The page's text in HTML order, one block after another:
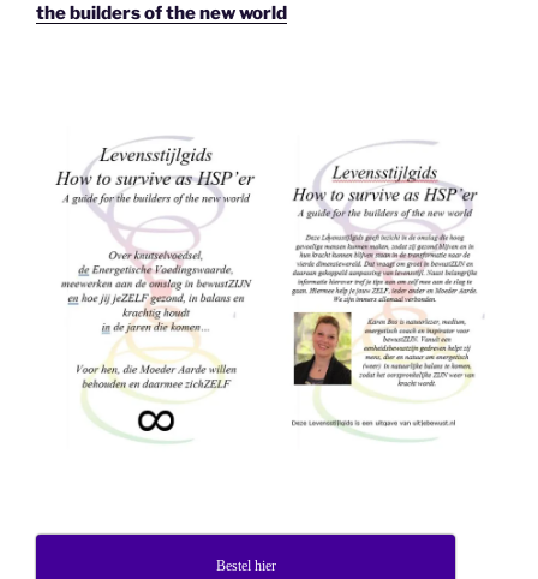
the builders of the new world
Bestel hier